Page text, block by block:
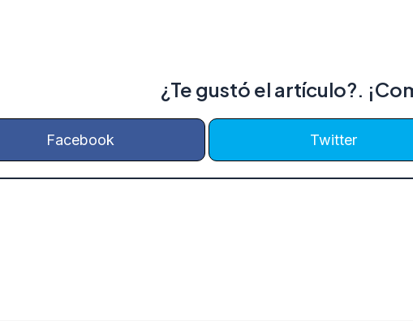
¿Te gustó el artículo?.
Facebook Twitter